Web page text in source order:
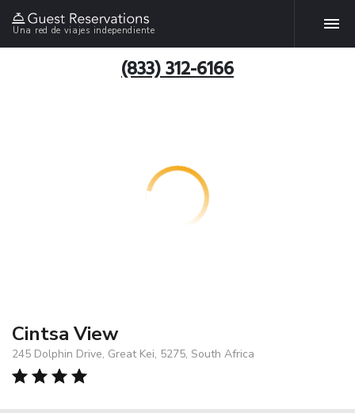
Una red de viajes independiente
(833) 312-6166
Cintsa View
245 Dolphin Drive, Great Kei, 5275, South Africa